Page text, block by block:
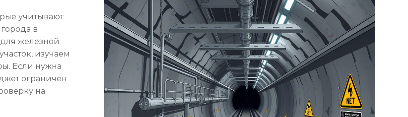
учитывают
в
железной
изучаем
Если нужна
ограничен
на